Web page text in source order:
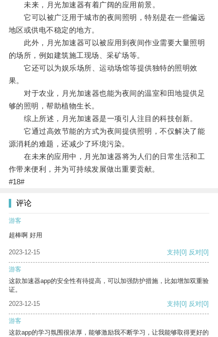
未来，月光加速器有着广阔的应用前景。
它可以被广泛用于城市的夜间照明，特别是在一些偏远
地区或供电不稳定的地方。
此外，月光加速器可以被应用到夜间作业需要大量照明
的场所，例如建筑施工现场、采矿场等。
它还可以为娱乐场所、运动场馆等提供独特的照明效
果。
对于农业，月光加速器也能为夜间的温室和田地提供足
够的照明，帮助植物生长。
综上所述，月光加速器是一项引人注目的科技创新。
它通过高效节能的方式为夜间提供照明，不仅解决了能
源消耗的难题，还减少了环境污染。
在未来的应用中，月光加速器将为人们的日常生活和工
作带来便利，并为可持续发展做出重要贡献。
#18#
评论
游客
超棒啊 好用
2023-12-15 支持[0] 反对[0]
游客
这款加速器app的安全性有待提高，可以加强防护措施，比如增加双重验
证。
2023-12-15
支持[0] 反对[0]
游客
这款app的学习氛围很浓厚，能够激励我不断学习，让我能够取得更好的